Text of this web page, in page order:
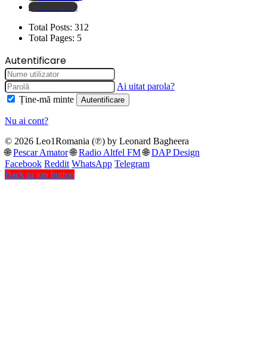
Boomplay
Total Posts: 312
Total Pages: 5
Autentificare
Ai uitat parola?
Ține-mă minte
Autentificare
Nu ai cont?
© 2026 Leo1Romania (℗) by Leonard Bagheera
🌐Pescar Amator🌐Radio Altfel FM🌐DAP Design
Facebook Reddit WhatsApp Telegram
Back to top button